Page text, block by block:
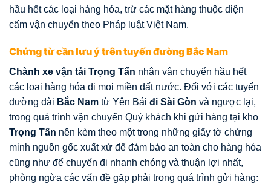
hầu hết các loại hàng hóa, trừ các mặt hàng thuộc diện
cấm vận chuyển theo Pháp luật Việt Nam.
Chứng từ cần lưu ý trên tuyến đường Bắc Nam
Chành xe vận tải Trọng Tấn nhận vận chuyển hầu hết
các loại hàng hóa đi mọi miền đất nước. Đối với các tuyến
đường dài Bắc Nam từ Yên Bái đi Sài Gòn và ngược lại,
trong quá trình vận chuyển Quý khách khi gửi hàng tại kho
Trọng Tấn nên kèm theo một trong những giấy tờ chứng
minh nguồn gốc xuất xứ để đảm bảo an toàn cho hàng hóa
cũng như để chuyến đi nhanh chóng và thuận lợi nhất,
phòng ngừa các vấn đề gặp phải trong quá trình gửi hàng: